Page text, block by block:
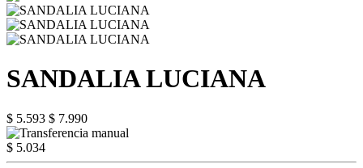
SANDALIA LUCIANA
$ 5.593 $ 7.990
$ 5.034